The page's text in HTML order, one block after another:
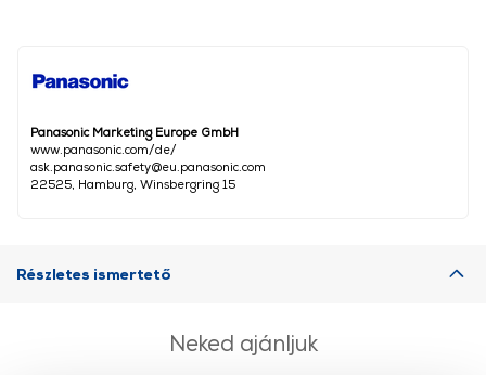
Panasonic Marketing Europe GmbH
www.panasonic.com/de/
ask.panasonic.safety@eu.panasonic.com
22525, Hamburg, Winsbergring 15
Részletes ismertető
Neked ajánljuk